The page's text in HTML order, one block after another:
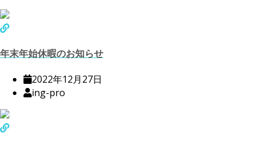
年末年始休暇のお知らせ
2022年12月27日
ing-pro